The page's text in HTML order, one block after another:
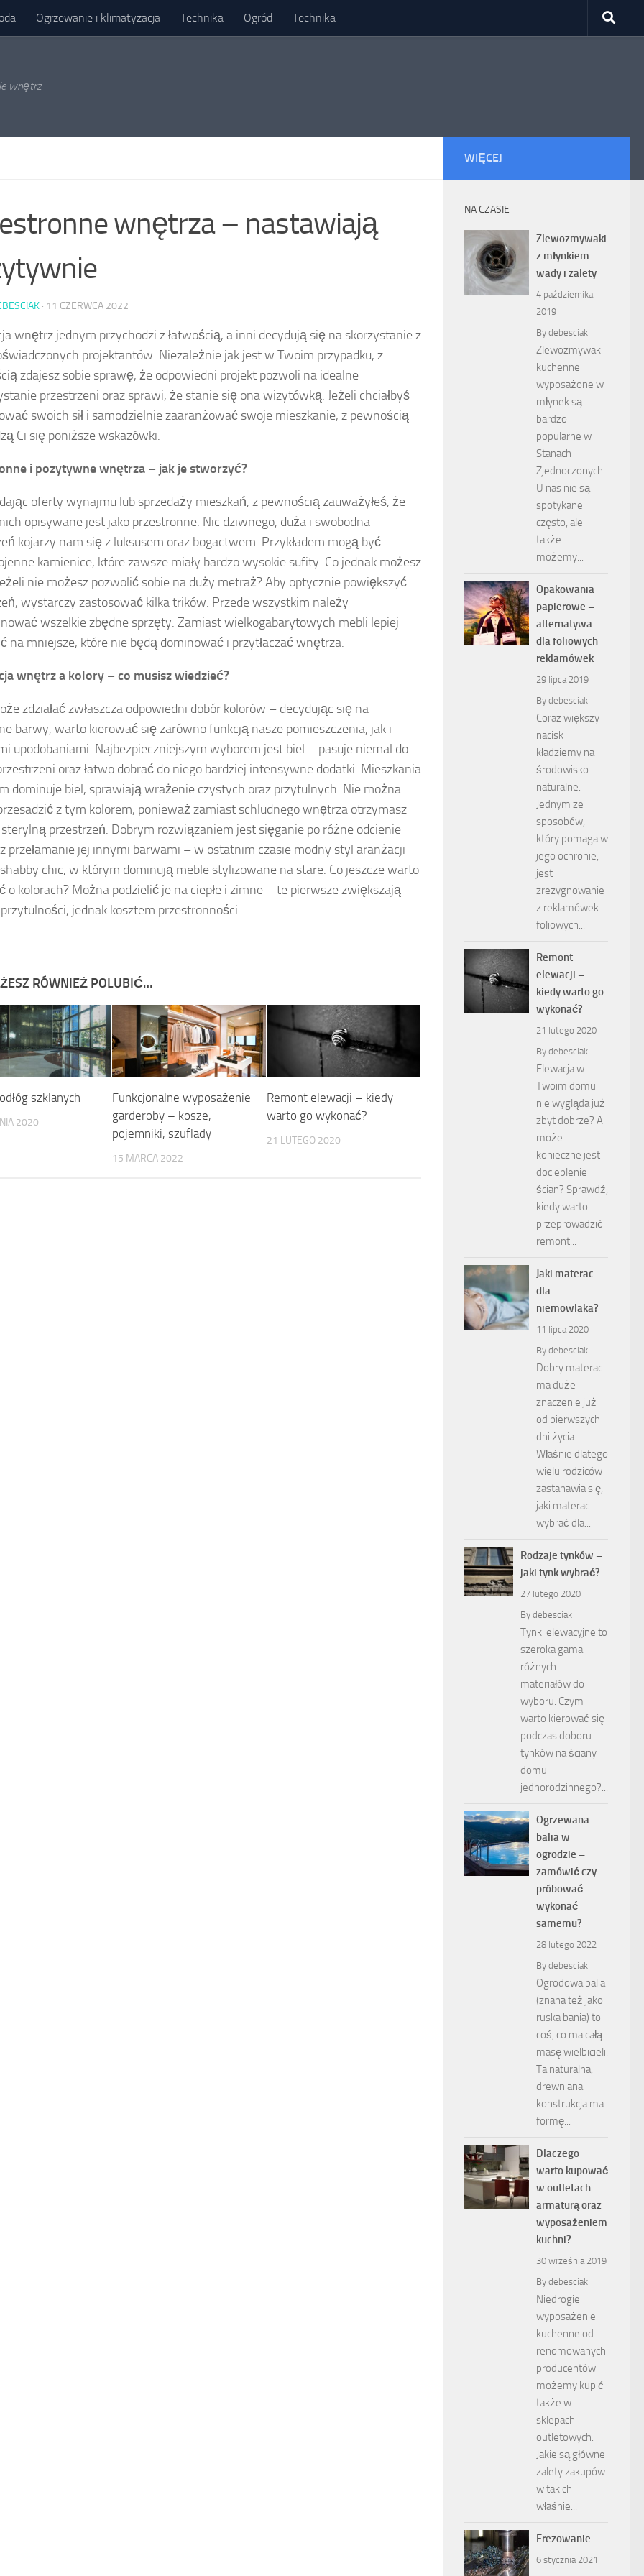
Ogrzewanie i klimatyzacja Technika Ogród Technika
wnętrz
wnętrza – nastawiają
· 11 CZERWCA 2022
wnętrz jednym przychodzi z łatwością, a inni decydują się na skorzystanie z
projektantów. Niezależnie jak jest w Twoim przypadku, z
zdajesz sobie sprawę, że odpowiedni projekt pozwoli na idealne
przestrzeni oraz sprawi, że stanie się ona wizytówką. Jeżeli chciałbyś
swoich sił i samodzielnie zaaranżować swoje mieszkanie, z pewnością
Ci się poniższe wskazówki.
i pozytywne wnętrza – jak je stworzyć?
oferty wynajmu lub sprzedaży mieszkań, z pewnością zauważyłeś, że
opisywane jest jako przestronne. Nic dziwnego, duża i swobodna
kojarzy nam się z luksusem oraz bogactwem. Przykładem mogą być
kamienice, które zawsze miały bardzo wysokie sufity. Co jednak możesz
nie możesz pozwolić sobie na duży metraż? Aby optycznie powiększyć
wystarczy zastosować kilka trików. Przede wszystkim należy
wszelkie zbędne sprzęty. Zamiast wielkogabarytowych mebli lepiej
na mniejsze, które nie będą dominować i przytłaczać wnętrza.
wnętrz a kolory – co musisz wiedzieć?
zdziałać zwłaszcza odpowiedni dobór kolorów – decydując się na
barwy, warto kierować się zarówno funkcją nasze pomieszczenia, jak i
upodobaniami. Najbezpieczniejszym wyborem jest biel – pasuje niemal do
oraz łatwo dobrać do niego bardziej intensywne dodatki. Mieszkania
dominuje biel, sprawiają wrażenie czystych oraz przytulnych. Nie można
z tym kolorem, ponieważ zamiast schludnego wnętrza otrzymasz
przestrzeń. Dobrym rozwiązaniem jest sięganie po różne odcienie
przełamanie jej innymi barwami – w ostatnim czasie modny styl aranżacji
chic, w którym dominują meble stylizowane na stare. Co jeszcze warto
o kolorach? Można podzielić je na ciepłe i zimne – te pierwsze zwiększają
jednak kosztem przestronności.
RÓWNIEŻ POLUBIĆ…
szklanych
2020
Funkcjonalne wyposażenie
garderoby – kosze,
pojemniki, szuflady
15 MARCA 2022
Remont elewacji – kiedy
warto go wykonać?
21 LUTEGO 2020
WIĘCEJ
NA CZASIE
Zlewozmywaki
z młynkiem –
wady i zalety
4 października
2019
By debesciak
Zlewozmywaki
kuchenne
wyposażone w
młynek są
bardzo
popularne w
Stanach
Zjednoczonych.
U nas nie są
spotykane
często, ale
także
możemy...
Opakowania
papierowe –
alternatywa
dla foliowych
reklamówek
29 lipca 2019
By debesciak
Coraz większy
nacisk
kładziemy na
środowisko
naturalne.
Jednym ze
sposobów,
który pomaga w
jego ochronie,
jest
zrezygnowanie
z reklamówek
foliowych...
Remont
elewacji –
kiedy warto go
wykonać?
21 lutego 2020
By debesciak
Elewacja w
Twoim domu
nie wygląda już
zbyt dobrze? A
może
konieczne jest
docieplenie
ścian? Sprawdź,
kiedy warto
przeprowadzić
remont...
Jaki materac
dla
niemowlaka?
11 lipca 2020
By debesciak
Dobry materac
ma duże
znaczenie już
od pierwszych
dni życia.
Właśnie dlatego
wielu rodziców
zastanawia się,
jaki materac
wybrać dla...
Rodzaje tynków –
jaki tynk wybrać?
27 lutego 2020
By debesciak
Tynki elewacyjne to
szeroka gama
różnych
materiałów do
wyboru. Czym
warto kierować się
podczas doboru
tynków na ściany
domu
jednorodzinnego?...
Ogrzewana
balia w
ogrodzie –
zamówić czy
próbować
wykonać
samemu?
28 lutego 2022
By debesciak
Ogrodowa balia
(znana też jako
ruska bania) to
coś, co ma całą
masę wielbicieli.
Ta naturalna,
drewniana
konstrukcja ma
formę...
Dlaczego
warto kupować
w outletach
armaturą oraz
wyposażeniem
kuchni?
30 września 2019
By debesciak
Niedrogie
wyposażenie
kuchenne od
renomowanych
producentów
możemy kupić
także w
sklepach
outletowych.
Jakie są główne
zalety zakupów
w takich
właśnie...
Frezowanie
6 stycznia 2021